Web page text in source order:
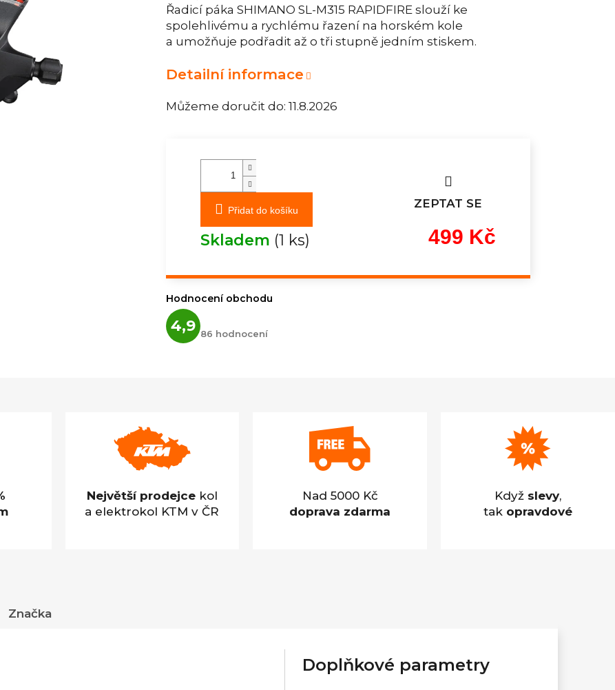
Můžeme doručit do: 11.8.2026
Řadicí páka SHIMANO SL-M315 RAPIDFIRE slouží ke
spolehlivému a rychlému řazení na horském kole
a umožňuje podřadit až o tři stupně jedním stiskem.
Detailní informace
Přidat do košíku
ZEPTAT SE
Skladem (1 ks) 499 Kč
cena:
Hodnocení obchodu
4,9 hodnocení
obchodu
86 hodnocení
Největší prodejcekol
a elektrokol KTM v ČR
Nad 5000 Kč
doprava zdarma
Když slevy,
tak opravdové
Značka
Doplňkové parametry